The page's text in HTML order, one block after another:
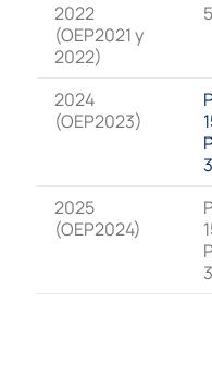
2022
(OEP2021 y
2022)
2024
(OEP2023)
2025
(OEP2024)